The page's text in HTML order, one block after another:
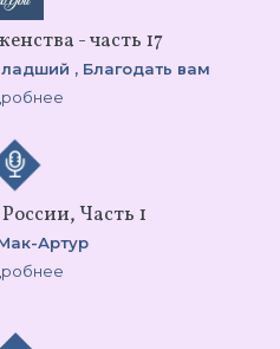
- часть 17
, Благодать вам
Часть 1
Артур